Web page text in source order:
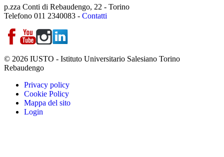
p.zza Conti di Rebaudengo, 22 - Torino
Telefono 011 2340083 - Contatti
© 2026 IUSTO - Istituto Universitario Salesiano Torino
Rebaudengo
Privacy policy
Cookie Policy
Mappa del sito
Login